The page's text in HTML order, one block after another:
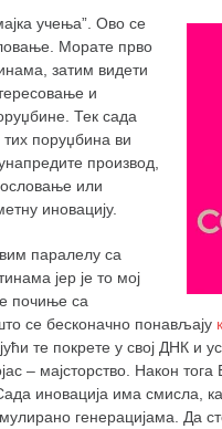
учења”. Ово се
Морате прво
затим видети
и
Тек сада
поруџбина ви
производ,
или
иновацију.
паралелу са
јер је то мој
почиње са
се бесконачно понављају
те покрете у свој ДНК и
– мајсторство. Након
иновација има смисла,
генерацијама. Да